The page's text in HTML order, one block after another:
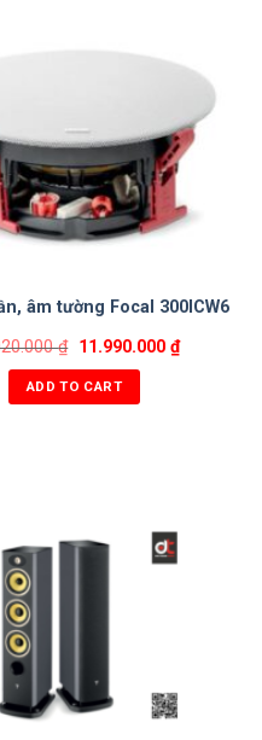
âm tường Focal 300ICW6
₫ 11.990.000 ₫
ADD TO CART